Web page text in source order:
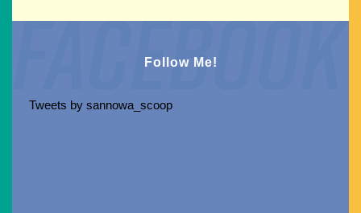
Follow Me!
Tweets by sannowa_scoop